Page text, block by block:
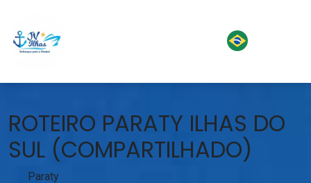
ROTEIRO PARATY ILHAS DO
SUL (COMPARTILHADO)
Paraty